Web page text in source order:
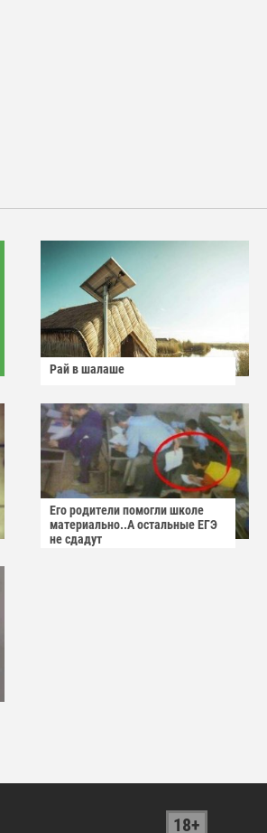
Рай в шалаше
Его родители помогли школе
материально..А остальные ЕГЭ
не сдадут
18+